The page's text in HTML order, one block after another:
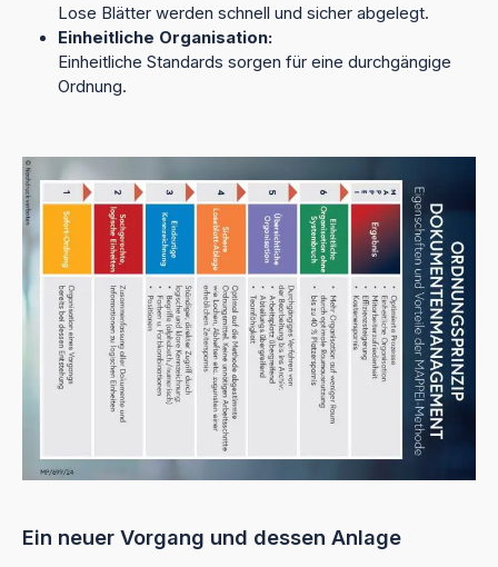
Lose Blätter werden schnell und sicher abgelegt.
Einheitliche Organisation:
Einheitliche Standards sorgen für eine durchgängige
Ordnung.
Ein neuer Vorgang und dessen Anlage